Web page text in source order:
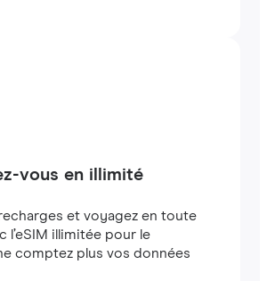
vous en illimité
et voyagez en toute
l’eSIM illimitée pour le
comptez plus vos données